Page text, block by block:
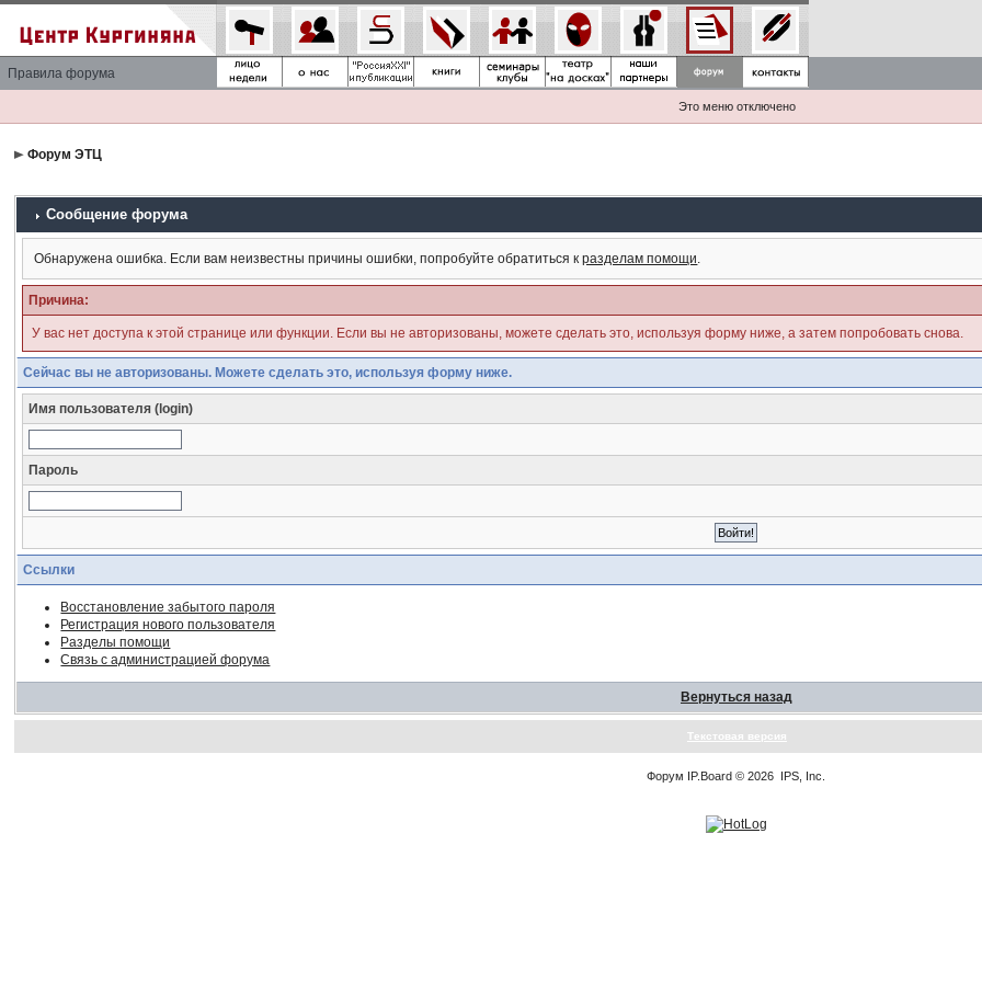
Правила форума
Это меню отключено
Форум ЭТЦ
Сообщение форума
Обнаружена ошибка. Если вам неизвестны причины ошибки, попробуйте обратиться кразделам помощи.
Причина:
У вас нет доступа к этой странице или функции. Если вы не авторизованы, можете сделать это, используя форму ниже, а затем попробовать снова.
Сейчас вы не авторизованы. Можете сделать это, используя форму ниже.
Имя пользователя (login)
Пароль
Ссылки
Восстановление забытого пароля
Регистрация нового пользователя
Разделы помощи
Связь с администрацией форума
Вернуться назад
Текстовая версия
Форум IP.Board © 2026 IPS, Inc